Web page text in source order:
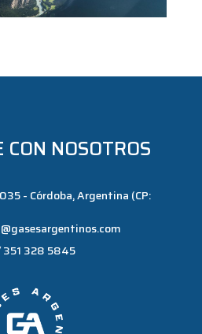
NOSOTROS
- Córdoba, Argentina (CP:
328 5845